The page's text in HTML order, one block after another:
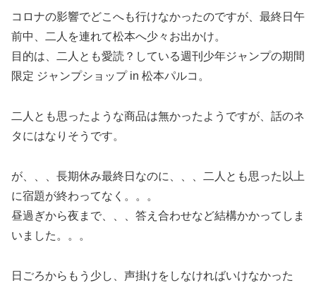
コロナの影響でどこへも行けなかったのですが、最終日午
前中、二人を連れて松本へ少々お出かけ。
目的は、二人とも愛読？している週刊少年ジャンプの期間
限定 ジャンプショップ in 松本パルコ。
二人とも思ったような商品は無かったようですが、話のネ
タにはなりそうです。
が、、、長期休み最終日なのに、、、二人とも思った以上
に宿題が終わってなく。。。
昼過ぎから夜まで、、、答え合わせなど結構かかってしま
いました。。。
日ごろからもう少し、声掛けをしなければいけなかった